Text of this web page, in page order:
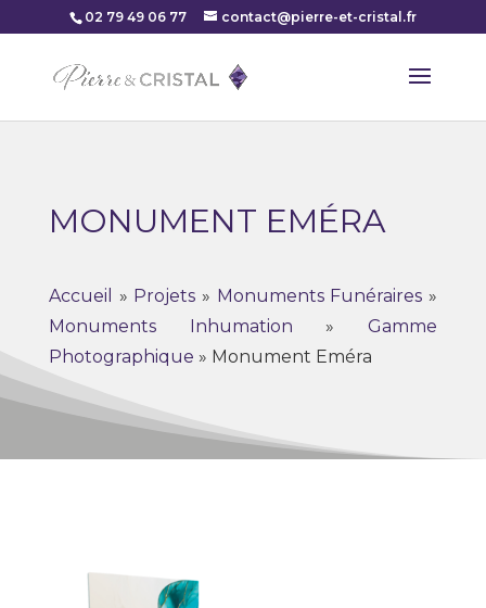
02 79 49 06 77 contact@pierre-et-cristal.fr
MONUMENT EMÉRA
Accueil » Projets » Monuments Funéraires »
Monuments Inhumation »Gamme
Photographique » Monument Eméra